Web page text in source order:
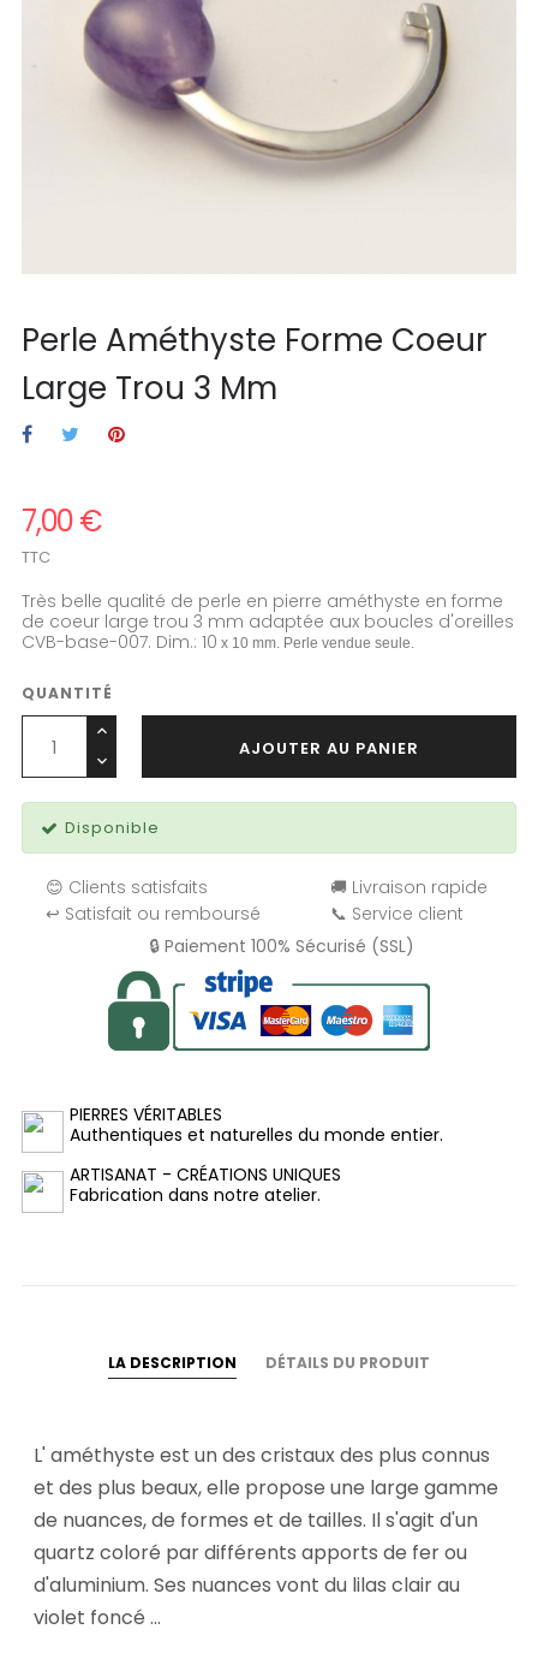
Perle Améthyste Forme Coeur
Large Trou 3 Mm
7,00 €
TTC
Très belle qualité de perle en pierre améthyste en forme
de coeur large trou 3 mm adaptée aux boucles d'oreilles
CVB-base-007. Dim.: 10 x 10 mm. Perle vendue seule.
QUANTITÉ
AJOUTER AU PANIER
Disponible
😊 Clients satisfaits
🚚 Livraison rapide
↩️ Satisfait ou remboursé
📞 Service client
🔒 Paiement 100% Sécurisé (SSL)
PIERRES VÉRITABLES
Authentiques et naturelles du monde entier.
ARTISANAT - CRÉATIONS UNIQUES
Fabrication dans notre atelier.
LA DESCRIPTION DÉTAILS DU PRODUIT
L' améthyste est un des cristaux des plus connus
et des plus beaux, elle propose une large gamme
de nuances, de formes et de tailles. Il s'agit d'un
quartz coloré par différents apports de fer ou
d'aluminium. Ses nuances vont du lilas clair au
violet foncé ...